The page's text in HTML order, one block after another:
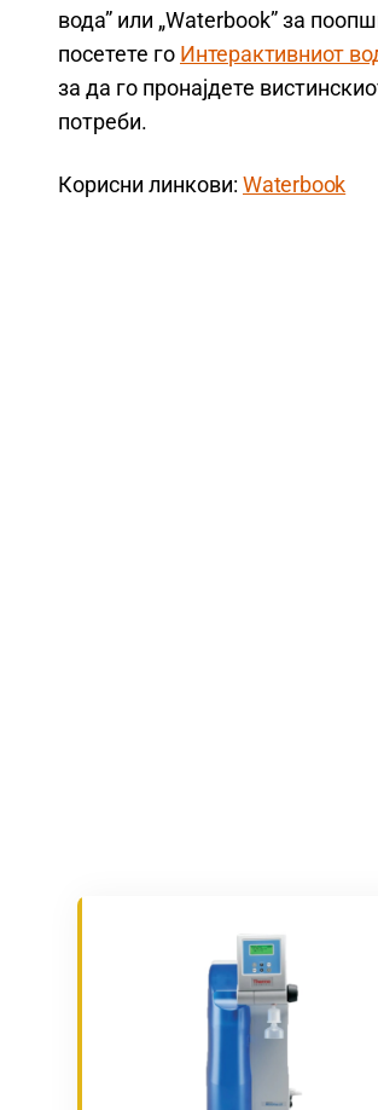
вода” или „Waterbook” за
посетете го Интерактивниот
за да го пронајдете
потреби.
Корисни линкови: Waterbook